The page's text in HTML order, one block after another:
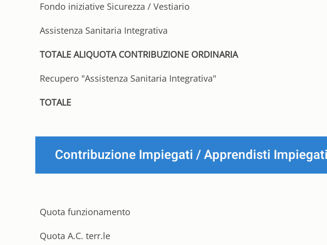
Fondo iniziative Sicurezza / Vestiario
Assistenza Sanitaria Integrativa
TOTALE ALIQUOTA CONTRIBUZIONE ORDINARIA
Recupero "Assistenza Sanitaria Integrativa"
TOTALE
Contribuzione Impiegati / Apprendisti
Quota funzionamento
Quota A.C. terr.le